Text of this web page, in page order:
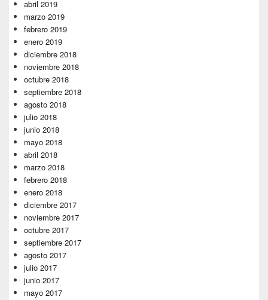
abril 2019
marzo 2019
febrero 2019
enero 2019
diciembre 2018
noviembre 2018
octubre 2018
septiembre 2018
agosto 2018
julio 2018
junio 2018
mayo 2018
abril 2018
marzo 2018
febrero 2018
enero 2018
diciembre 2017
noviembre 2017
octubre 2017
septiembre 2017
agosto 2017
julio 2017
junio 2017
mayo 2017